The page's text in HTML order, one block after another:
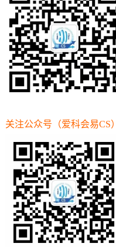
关注公众号（爱科会易CS）